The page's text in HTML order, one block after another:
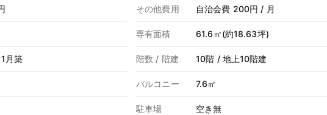
その他費用 自治会費 200円 / 月
専有面積 61.6㎡(約18.63坪)
月築 階数 / 階建 10階 / 地上10階建
バルコニー 7.6㎡
駐車場 空き無